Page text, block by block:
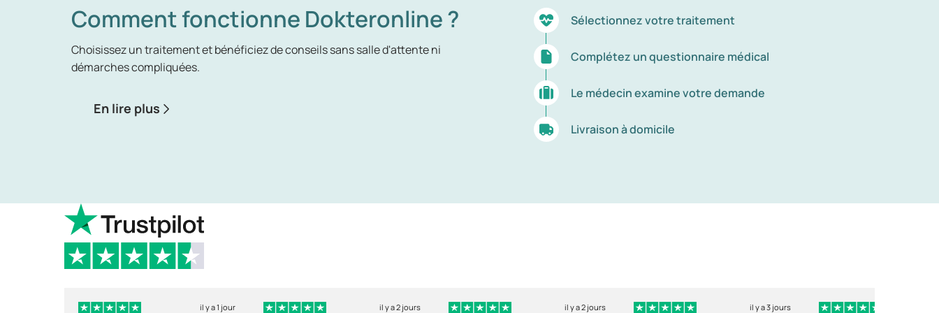
Comment fonctionne Dokteronline ?
Choisissez un traitement et bénéficiez de conseils sans salle d'attente ni
démarches compliquées.
En lire plus
Sélectionnez votre traitement
Complétez un questionnaire médical
Le médecin examine votre demande
Livraison à domicile
il y a 1 jour il y a 2 jours il y a 2 jours il y a 3 jours